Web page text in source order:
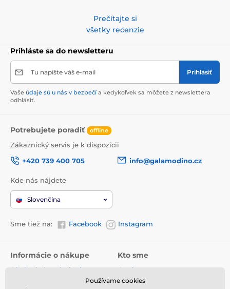
Prečítajte si
všetky recenzie
Prihláste sa do newsletteru
Tu napíšte váš e-mail Prihlásiť
Vaše údaje sú u nás v bezpečí a kedykoľvek sa môžete z newslettera
odhlásiť.
Potrebujete poradiť offline
Zákaznický servis je k dispozícii
+420 739 400 705
info@galamodino.cz
Kde nás nájdete
Slovenčina
Sme tiež na: Facebook Instagram
Informácie o nákupe
Obchodné podmienky
Kto sme
O nás
Kontaktné údaje
Používame cookies